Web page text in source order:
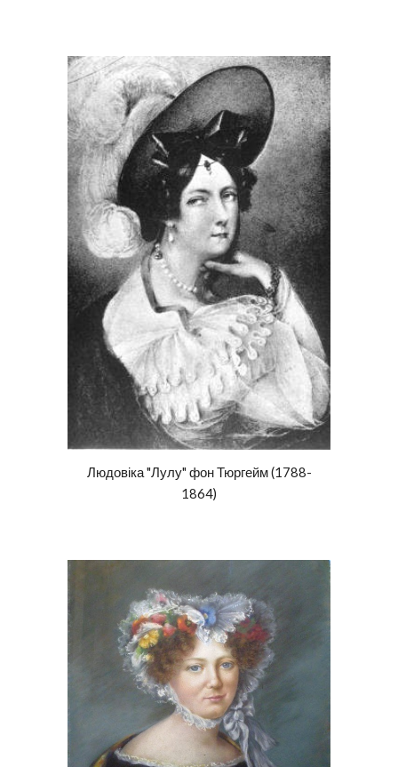
Людовіка "Лулу" фон Тюргейм (1788-
1864)